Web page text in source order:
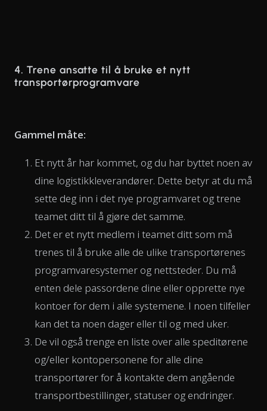
4. Trene ansatte til å bruke et nytt
transportørprogramvare
Gammel måte:
Et nytt år har kommet, og du har byttet noen av
dine logistikkleverandører. Dette betyr at du må
sette deg inn i det nye programvaret og trene
teamet ditt til å gjøre det samme.
Det er et nytt medlem i teamet ditt som må
trenes til å bruke alle de ulike transportørenes
programvaresystemer og nettsteder. Du må
enten dele passordene dine eller opprette nye
kontoer for dem i alle systemene. I noen tilfeller
kan det ta noen dager eller til og med uker.
De vil også trenge en liste over alle speditørene
og/eller kontopersonene for alle dine
transportører for å kontakte dem angående
transportbestillinger, statuser og endringer.